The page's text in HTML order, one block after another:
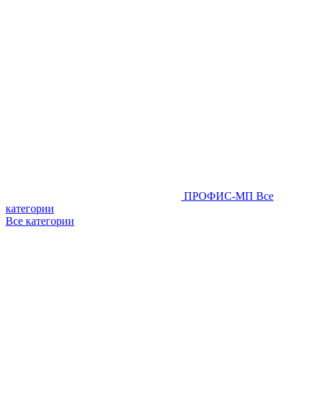
ПРОФИС-МП Все
категории
Все категории